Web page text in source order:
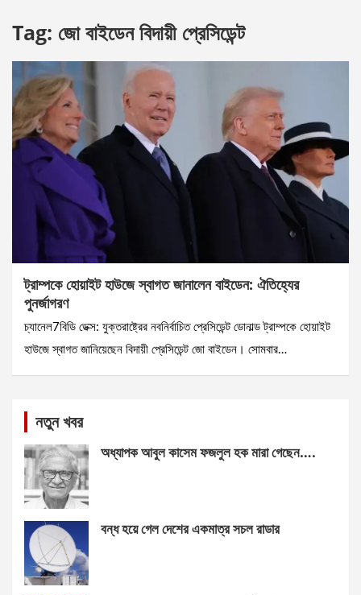
Tag: জো বাইডেন বিদায়ী প্রেসিডেন্ট
ট্রাম্পকে হোয়াইট হাউজে স্বাগত জানালেন বাইডেন: ঐতিহ্যের
পুনর্জাগরণ
চ্যানেল7বিডি ডেক্স: যুক্তরাষ্ট্রের নবনির্বাচিত প্রেসিডেন্ট ডোনাল্ড ট্রাম্পকে হোয়াইট
হাউজে স্বাগত জানিয়েছেন বিদায়ী প্রেসিডেন্ট জো বাইডেন। সোমবার…
নতুন খবর
অধ্যাপক আবুল কাসেম ফজলুল হক মারা গেছেন….
বন্ধ হয়ে গেল দেশের একমাত্র সচল রাডার